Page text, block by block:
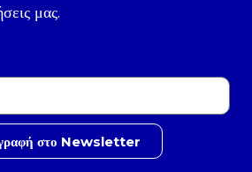
μας.
στο Newsletter